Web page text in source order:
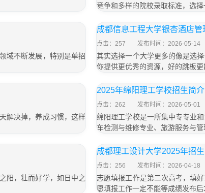
竞争和多样的院校录取标准，选
域不断发展，特别是单招
成都信息工程大学银杏酒店
点击：257 发布时间：2026-05-14
其实选择一个大学更多的像是选
你提供更优秀的资源，好的跳板
解决掉，养成习惯，这样
2025年绵阳理工学校招生简介
点击：262 发布时间：2026-05-01
绵阳理工学校是一所集中专专业
车检测与维修专业、旅游服务与
阳，壮而好学，如日中之
成都理工设计大学2025年招
点击：256 发布时间：2026-04-18
志愿填报工作是第二次高考，填
愿填报工作一定不能等成绩发布